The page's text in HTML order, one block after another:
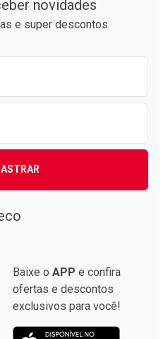
novidades
e super descontos
Baixe o APP e confira
ofertas e descontos
exclusivos para você!